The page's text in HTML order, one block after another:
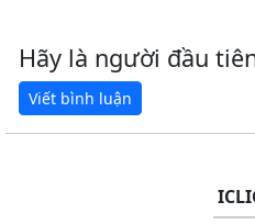
Hãy là người đầu